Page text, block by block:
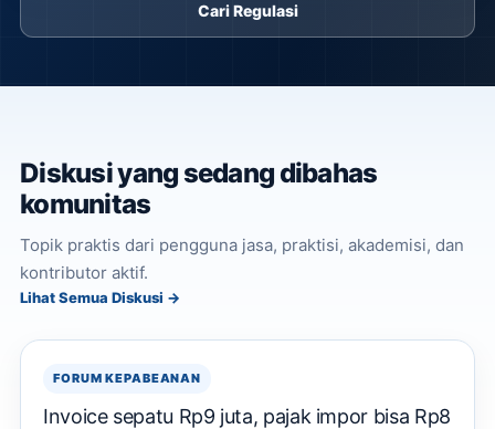
Cari Regulasi
Diskusi yang sedang dibahas
komunitas
Topik praktis dari pengguna jasa, praktisi, akademisi, dan
kontributor aktif.
Lihat Semua Diskusi →
FORUM KEPABEANAN
Invoice sepatu Rp9 juta, pajak impor bisa Rp8